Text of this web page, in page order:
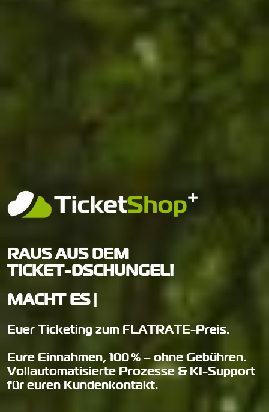
RAUS AUS DEM
TICKET-DSCHUNGEL!
MACHT ES
Euer Ticketing zum FLATRATE-Preis.
Eure Einnahmen, 100 % – ohne Gebühren.
Vollautomatisierte Prozesse & KI-Support
für euren Kundenkontakt.